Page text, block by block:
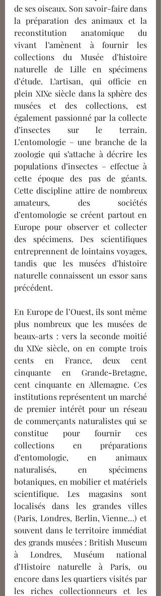
de ses oiseaux. Son savoir-faire dans
la préparation des animaux et la
reconstitution anatomique du
vivant l’amènent à fournir les
collections du Musée d’histoire
naturelle de Lille en spécimens
d’étude. L’artisan, qui officie en
plein XIXe siècle dans la sphère des
musées et des collections, est
également passionné par la collecte
d’insectes sur le terrain.
L’entomologie – une branche de la
zoologie qui s’attache à décrire les
populations d’insectes – effectue à
cette époque des pas de géants.
Cette discipline attire de nombreux
amateurs, des sociétés
d’entomologie se créent partout en
Europe pour observer et collecter
des spécimens. Des scientifiques
entreprennent de lointains voyages,
tandis que les musées d’histoire
naturelle connaissent un essor sans
précédent.
En Europe de l’Ouest, ils sont même
plus nombreux que les musées de
beaux-arts : vers la seconde moitié
du XIXe siècle, on en compte trois
cents en France, deux cent
cinquante en Grande-Bretagne,
cent cinquante en Allemagne. Ces
institutions représentent un marché
de premier intérêt pour un réseau
de commerçants naturalistes qui se
constitue pour fournir ces
collections en préparations
d’entomologie, en animaux
naturalisés, en spécimens
botaniques, en mobilier et matériels
scientifique. Les magasins sont
localisés dans les grandes villes
(Paris, Londres, Berlin, Vienne…) et
souvent dans le territoire immédiat
des grands musées : British Museum
à Londres, Muséum national
d’Histoire naturelle à Paris, ou
encore dans les quartiers visités par
les riches collectionneurs et les